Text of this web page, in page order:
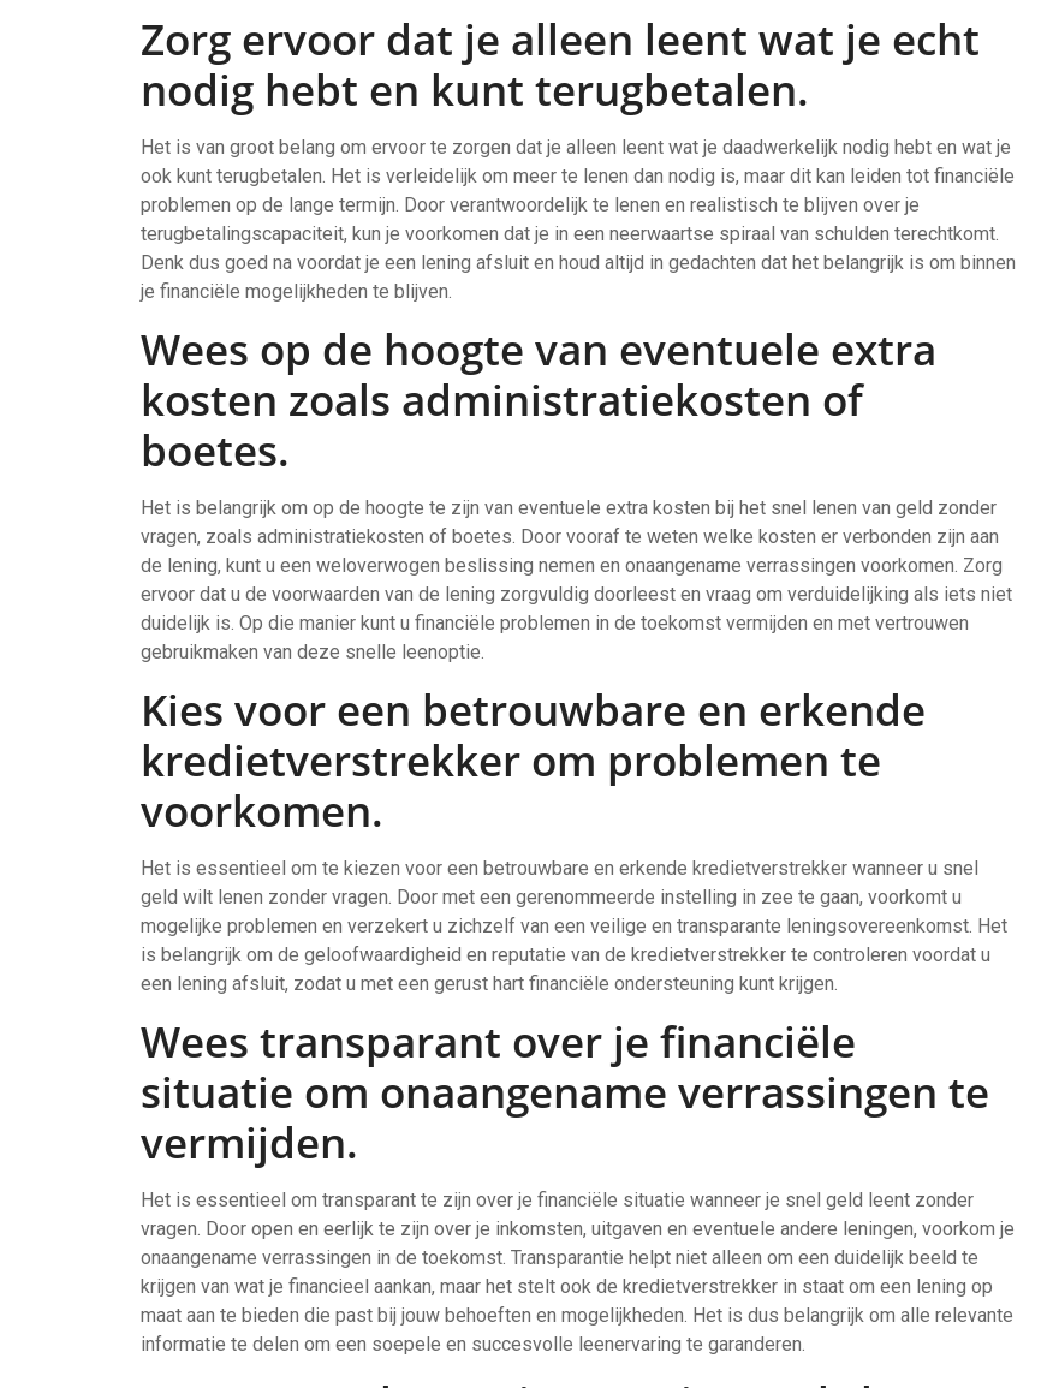
Zorg ervoor dat je alleen leent wat je echt
nodig hebt en kunt terugbetalen.
Het is van groot belang om ervoor te zorgen dat je alleen leent wat je daadwerkelijk nodig hebt en wat je
ook kunt terugbetalen. Het is verleidelijk om meer te lenen dan nodig is, maar dit kan leiden tot financiële
problemen op de lange termijn. Door verantwoordelijk te lenen en realistisch te blijven over je
terugbetalingscapaciteit, kun je voorkomen dat je in een neerwaartse spiraal van schulden terechtkomt.
Denk dus goed na voordat je een lening afsluit en houd altijd in gedachten dat het belangrijk is om binnen
je financiële mogelijkheden te blijven.
Wees op de hoogte van eventuele extra
kosten zoals administratiekosten of
boetes.
Het is belangrijk om op de hoogte te zijn van eventuele extra kosten bij het snel lenen van geld zonder
vragen, zoals administratiekosten of boetes. Door vooraf te weten welke kosten er verbonden zijn aan
de lening, kunt u een weloverwogen beslissing nemen en onaangename verrassingen voorkomen. Zorg
ervoor dat u de voorwaarden van de lening zorgvuldig doorleest en vraag om verduidelijking als iets niet
duidelijk is. Op die manier kunt u financiële problemen in de toekomst vermijden en met vertrouwen
gebruikmaken van deze snelle leenoptie.
Kies voor een betrouwbare en erkende
kredietverstrekker om problemen te
voorkomen.
Het is essentieel om te kiezen voor een betrouwbare en erkende kredietverstrekker wanneer u snel
geld wilt lenen zonder vragen. Door met een gerenommeerde instelling in zee te gaan, voorkomt u
mogelijke problemen en verzekert u zichzelf van een veilige en transparante leningsovereenkomst. Het
is belangrijk om de geloofwaardigheid en reputatie van de kredietverstrekker te controleren voordat u
een lening afsluit, zodat u met een gerust hart financiële ondersteuning kunt krijgen.
Wees transparant over je financiële
situatie om onaangename verrassingen te
vermijden.
Het is essentieel om transparant te zijn over je financiële situatie wanneer je snel geld leent zonder
vragen. Door open en eerlijk te zijn over je inkomsten, uitgaven en eventuele andere leningen, voorkom je
onaangename verrassingen in de toekomst. Transparantie helpt niet alleen om een duidelijk beeld te
krijgen van wat je financieel aankan, maar het stelt ook de kredietverstrekker in staat om een lening op
maat aan te bieden die past bij jouw behoeften en mogelijkheden. Het is dus belangrijk om alle relevante
informatie te delen om een soepele en succesvolle leenervaring te garanderen.